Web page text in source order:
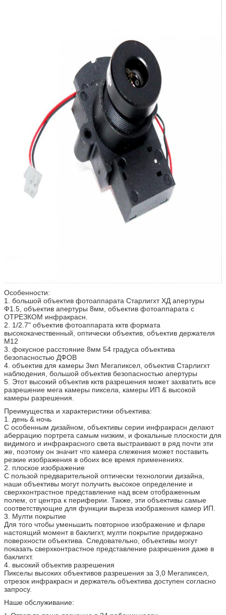
Особенности:
1. большой объектив фотоаппарата Старлигхт ХД апертуры
Ф1.5, объектив апертуры 8мм, объектив фотоаппарата с
ОТРЕЗКОМ инфракрасн.
2. 1/2.7" объектив фотоаппарата кктв формата
высококачественный, оптически объектив, объектив держателя
М12
3. фокусное расстояние 8мм 54 градуса объектива
безопасностью ДФОВ
4. объектив для камеры 3мп Мегапиксел, объектив Старлигхт
наблюдения, большой объектив безопасностью апертуры
5. Этот высокий объектив кктв разрешения может захватить все
разрешение мега камеры пиксела, камеры ИП & высокой
камеры разрешения.
Преимущества и характеристики объектива:
1. день & ночь
С особенным дизайном, объективы серии инфракрасн делают
аберрацию портрета самым низким, и фокальные плоскости для
видимого и инфракрасного света выстраивают в ряд почти эти
же, поэтому он значит что камера слежения может поставить
резкие изображения в обоих все время применениях.
2. плоское изображение
С пользой предварительной оптически технологии дизайна,
наши объективы могут получить высокое определение и
сверхконтрастное представление над всем отображенным
полем, от центра к периферии. Также, эти объективы самые
соответствующие для функции выреза изображения камер ИП.
3. Мулти покрытие
Для того чтобы уменьшить повторное изображение и фларе
настоящий момент в баклигхт, мулти покрытие придержано
поверхности объектива. Следовательно, объективы могут
показать сверхконтрастное представление разрешения даже в
баклигхт.
4. высокий объектив разрешения
Пикселы высоких объективов разрешения за 3,0 Мегапиксел,
отрезок инфракрасн и держатель объектива доступен согласно
запросу.
Наше обслуживание: